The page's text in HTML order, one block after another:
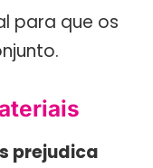
para que os
prejudica